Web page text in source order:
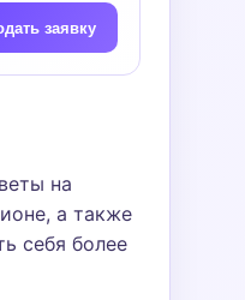
заявку
на
а также
себя более